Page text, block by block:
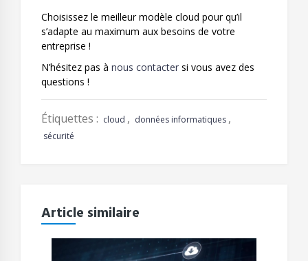
Choisissez le meilleur modèle cloud pour qu’il
s’adapte au maximum aux besoins de votre
entreprise !
N’hésitez pas à nous contacter si vous avez des
questions !
Étiquettes : cloud , données informatiques ,
sécurité
Article similaire